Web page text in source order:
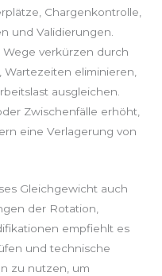
Chargenkontrolle,
und Validierungen.
verkürzen durch
Wartezeiten eliminieren,
ausgleichen.
Zwischenfälle erhöht,
eine Verlagerung von
Gleichgewicht auch
der Rotation,
empfiehlt es
und technische
zu nutzen, um